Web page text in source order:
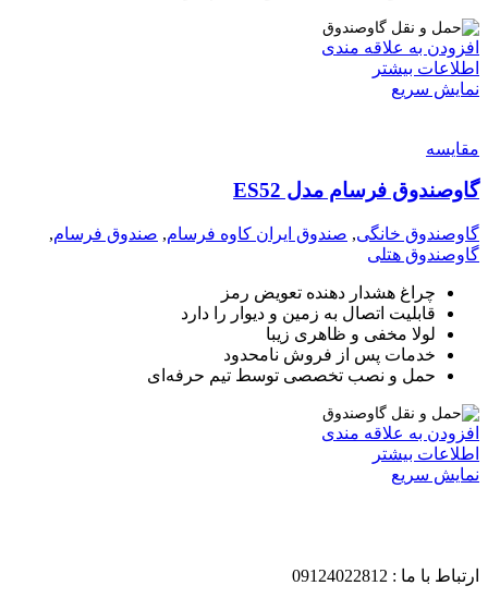
افزودن به علاقه مندی
اطلاعات بیشتر
نمایش سریع
مقايسه
گاوصندوق فرسام مدل ES52
گاوصندوق خانگی, صندوق ایران کاوه فرسام, صندوق فرسام,
گاوصندوق هتلی
چراغ هشدار دهنده تعویض رمز
قابلیت اتصال به زمین و دیوار را دارد
لولا مخفی و ظاهری زیبا
خدمات پس از فروش نامحدود
حمل و نصب تخصصی توسط تیم حرفه‌ای
افزودن به علاقه مندی
اطلاعات بیشتر
نمایش سریع
ارتباط با ما : 09124022812